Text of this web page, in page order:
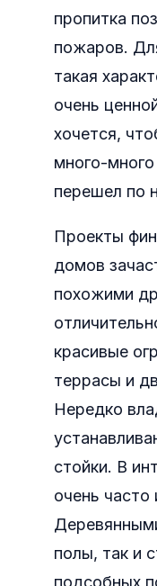
пропитка
пожаров.
такая
очень
хочется,
много-много
перешел по
Проекты
домов
похожими
красивые
террасы и
Нередко
стойки. В
очень часто
полы, так и
подсобных